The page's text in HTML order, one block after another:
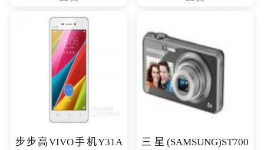
步步高VIVO手机Y31A
三星(SAMSUNG)ST700